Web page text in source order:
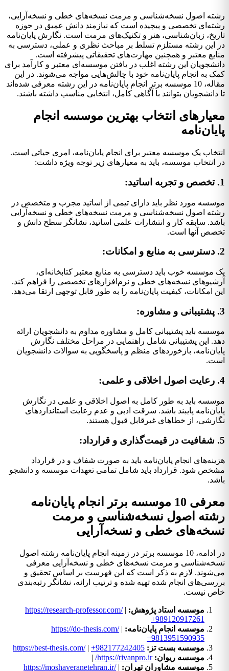
رشته اصول نسخه‌شناسی و مرمت نسخه‌های خطی و نسخه‌آرایی،
رشته‌ای تخصصی و پیچیده است که نیازمند دانش عمیق در حوزه
تاریخ، زبان‌شناسی، هنر و تکنیک‌های مرمت است. نگارش پایان‌نامه
در این رشته مستلزم تسلط بر مباحث نظری و عملی، دسترسی به
منابع معتبر و همچنین مهارت‌های تحقیقاتی پیشرفته است.
دانشجویان این رشته اغلب در یافتن موسسه‌ای معتبر و کارآمد برای
کمک به انجام پایان‌نامه خود با چالش‌هایی مواجه می‌شوند. در این
مقاله، 10 موسسه برتر انجام پایان‌نامه در این رشته معرفی شده‌اند
تا دانشجویان بتوانند با آگاهی کامل، انتخابی مناسب داشته باشند.
معیارهای انتخاب بهترین موسسه انجام
پایان‌نامه
انتخاب یک موسسه معتبر برای انجام پایان‌نامه، امری حیاتی است.
در انتخاب موسسه، باید به معیارهای زیر توجه ویژه داشت:
1. تخصص و تجربه اساتید:
موسسه مورد نظر باید دارای تیمی از اساتید مجرب و متخصص در
رشته اصول نسخه‌شناسی و مرمت نسخه‌های خطی و نسخه‌آرایی
باشد. سابقه کار و انتشارات علمی اساتید، نشانگر سطح دانش و
تخصص آنها است.
2. دسترسی به منابع و امکانات:
یک موسسه خوب باید دسترسی به منابع معتبر کتابخانه‌ای،
آرشیوهای نسخه‌های خطی و نرم‌افزارهای تخصصی را فراهم کند.
این امکانات، کیفیت پایان‌نامه را به طور قابل توجهی ارتقا می‌دهد.
3. پشتیبانی و مشاوره:
موسسه باید پشتیبانی کامل و مشاوره مداوم به دانشجویان ارائه
دهد. این پشتیبانی شامل راهنمایی در مراحل مختلف نگارش
پایان‌نامه، بازخوردهای منظم و پاسخگویی به سوالات دانشجویان
است.
4. رعایت اصول اخلاقی و علمی:
موسسه باید به طور کامل به اصول اخلاقی و علمی در نگارش
پایان‌نامه پایبند باشد. سرقت ادبی و عدم رعایت استانداردهای
نگارشی، از خطاهای غیرقابل قبول هستند.
5. شفافیت در قیمت‌گذاری و قرارداد:
هزینه‌های انجام پایان‌نامه باید به صورت شفاف و در قرارداد
مشخص شود. قرارداد باید شامل تمامی تعهدات موسسه و دانشجو
باشد.
معرفی 10 موسسه برتر انجام پایان‌نامه
رشته اصول نسخه‌شناسی و مرمت
نسخه‌های خطی و نسخه‌آرایی
در ادامه، 10 موسسه برتر در زمینه انجام پایان‌نامه رشته اصول
نسخه‌شناسی و مرمت نسخه‌های خطی و نسخه‌آرایی معرفی
می‌شوند. لازم به ذکر است که این فهرست بر اساس تحقیق و
بررسی‌های انجام شده تهیه شده و ترتیب ارائه، نشانگر رتبه‌بندی
خاص نیست.
موسسه استاد پژوهش: https://research-professor.com/|
+989120917261
موسسه انجام پایان‌نامه:
https://do-thesis.com/|
+9813951590935
موسسه بست تز:
https://best-thesis.com/| +982177242405
موسسه ریوان: https://rivanpro.ir/
|
موسسه مشاوران تهران:
https://moshaveranetehran.ir/|